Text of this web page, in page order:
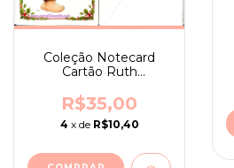
Coleção Notecard
Cartão Ruth
R$35,00
4 x de R$10,40